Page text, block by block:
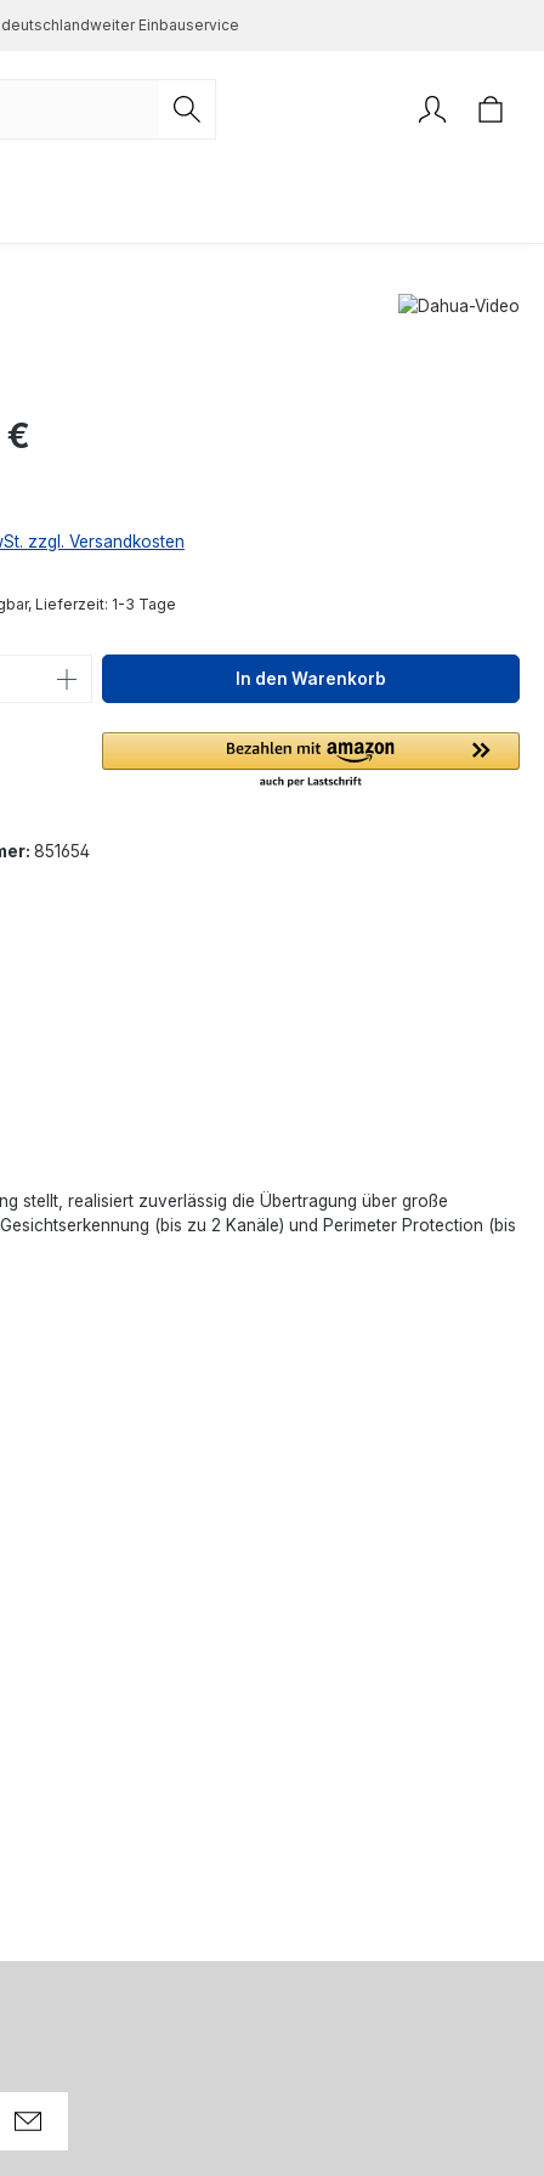
deutschlandweiter Einbauservice
€
zzgl. Versandkosten
Lieferzeit: 1-3 Tage
Anzahl: Gib den gewünschten Wert
In den Warenkorb
851654
stellt, realisiert zuverlässig die Übertragung über große
(bis zu 2 Kanäle) und Perimeter Protection (bis